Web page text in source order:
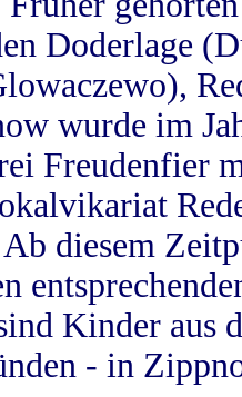
Doderlage
wurde im
Freudenfier
diesem
Kinder aus
- in